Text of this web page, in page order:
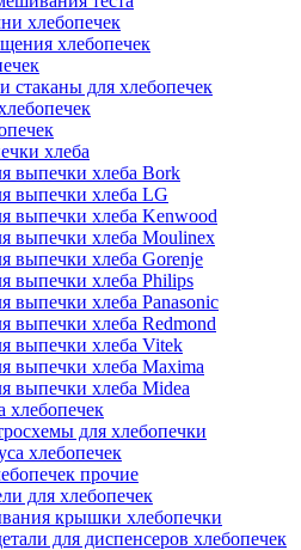
хлебопечек
хлебопечек
для хлебопечек
хлеба
выпечки хлеба Bork
выпечки хлеба LG
выпечки хлеба Kenwood
выпечки хлеба Moulinex
выпечки хлеба Gorenje
выпечки хлеба Philips
выпечки хлеба Panasonic
выпечки хлеба Redmond
выпечки хлеба Vitek
выпечки хлеба Maxima
выпечки хлеба Midea
для хлебопечки
хлебопечек
прочие
для хлебопечек
крышки хлебопечки
для диспенсеров хлебопечек